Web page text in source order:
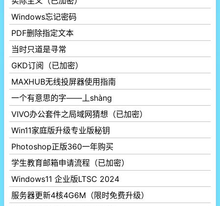
Windows忘记密码
PDF删除指定文本
当时只道是寻常
GKD订阅（已加密）
MAXHUB无线投屏器使用指南
一个有意思的字——丄shàng
VIVO办公套件之局域网猜想（已加密）
Win11家庭版升级专业版秘钥
Photoshop正版360一年购买
学生教育邮箱申请流程（已加密）
Windows11 企业版LTSC 2024
服务器更新4核4G6M（限时免费升级）